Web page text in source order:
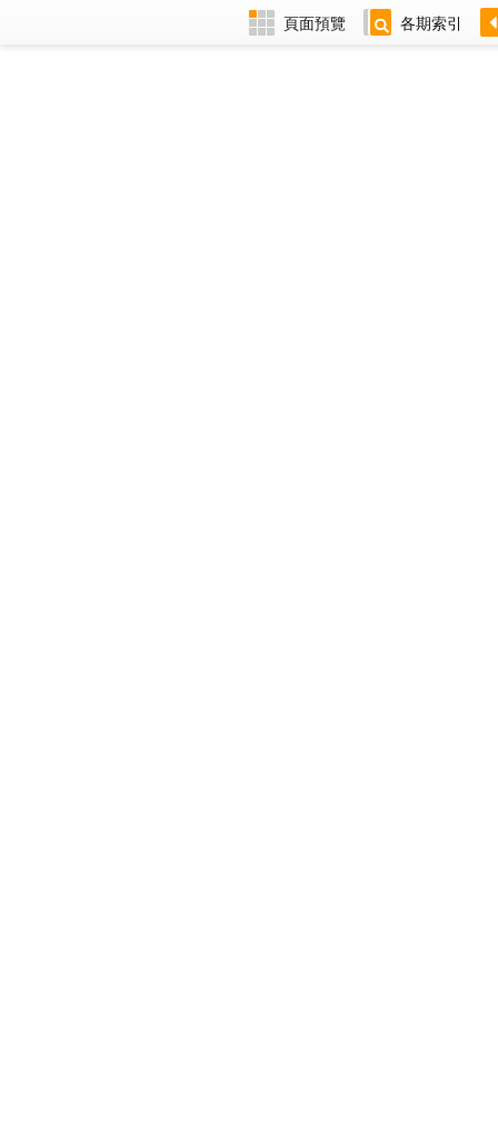
頁面預覽 各期索引